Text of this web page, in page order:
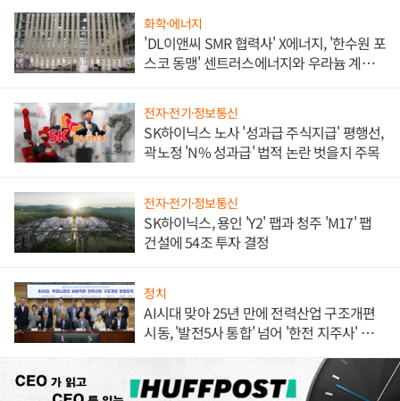
화학·에너지
'DL이앤씨 SMR 협력사' X에너지, '한수원 포
스코 동맹' 센트러스에너지와 우라늄 계약
전자·전기·정보통신
SK하이닉스 노사 '성과급 주식지급' 평행선,
곽노정 'N% 성과급' 법적 논란 벗을지 주목
전자·전기·정보통신
SK하이닉스, 용인 'Y2' 팹과 청주 'M17' 팹
건설에 54조 투자 결정
정치
AI시대 맞아 25년 만에 전력산업 구조개편
시동, '발전5사 통합' 넘어 '한전 지주사' 재편